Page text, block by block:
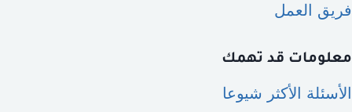
فريق العمل
معلومات قد تهمك
الأسئلة الأكثر شيوعا